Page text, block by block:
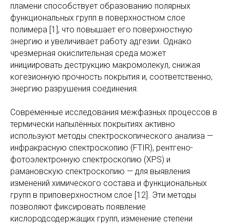
пламени способствует образованию полярных
функциональных групп в поверхностном слое
полимера [1], что повышает его поверхностную
энергию и увеличивает работу адгезии. Однако
чрезмерная окислительная среда может
инициировать деструкцию макромолекул, снижая
когезионную прочность покрытия и, соответственно,
энергию разрушения соединения.
Современные исследования межфазных процессов в
термически напылённых покрытиях активно
используют методы спектроскопического анализа —
инфракрасную спектроскопию (FTIR), рентгено-
фотоэлектронную спектроскопию (XPS) и
рамановскую спектроскопию — для выявления
изменений химического состава и функциональных
групп в приповерхностном слое [12]. Эти методы
позволяют фиксировать появление
кислородсодержащих групп, изменение степени